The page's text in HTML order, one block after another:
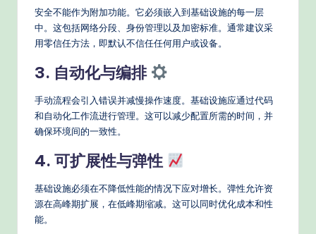
安全不能作为附加功能。它必须嵌入到基础设施的每一层
中。这包括网络分段、身份管理以及加密标准。通常建议采
用零信任方法，即默认不信任任何用户或设备。
3. 自动化与编排
手动流程会引入错误并减慢操作速度。基础设施应通过代码
和自动化工作流进行管理。这可以减少配置所需的时间，并
确保环境间的一致性。
4. 可扩展性与弹性
基础设施必须在不降低性能的情况下应对增长。弹性允许资
源在高峰期扩展，在低峰期缩减。这可以同时优化成本和性
能。